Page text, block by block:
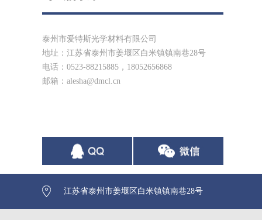
泰州市爱特斯光学材料有限公司
地址：江苏省泰州市姜堰区白米镇镇南巷28号
电话：0523-88215885，18052656868
邮箱：alesha@dmcl.cn
江苏省泰州市姜堰区白米镇镇南巷28号